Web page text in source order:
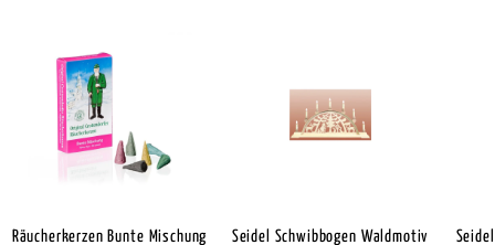
Räucherkerzen Bunte Mischung Seidel Schwibbogen Waldmotiv